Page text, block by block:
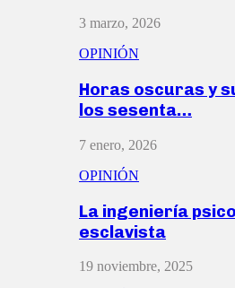
3 marzo, 2026
OPINIÓN
Horas oscuras y
los sesenta…
7 enero, 2026
OPINIÓN
La ingeniería
esclavista
19 noviembre, 2025